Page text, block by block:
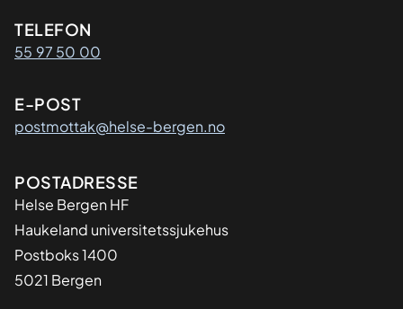
Kontaktinformasjon
TELEFON
55 97 50 00
E-POST
postmottak@helse-bergen.no
Adresse
POSTADRESSE
Helse Bergen HF
Haukeland universitetssjukehus
Postboks 1400
5021 Bergen